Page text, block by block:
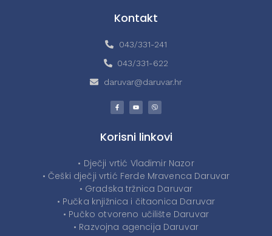
Kontakt
043/331-241
043/331-622
daruvar@daruvar.hr
Korisni linkovi
• Dječji vrtić Vladimir Nazor
• Češki dječji vrtić Ferde Mravenca Daruvar
• Gradska tržnica Daruvar
• Pučka knjižnica i čitaonica Daruvar
• Pučko otvoreno učilište Daruvar
• Razvojna agencija Daruvar